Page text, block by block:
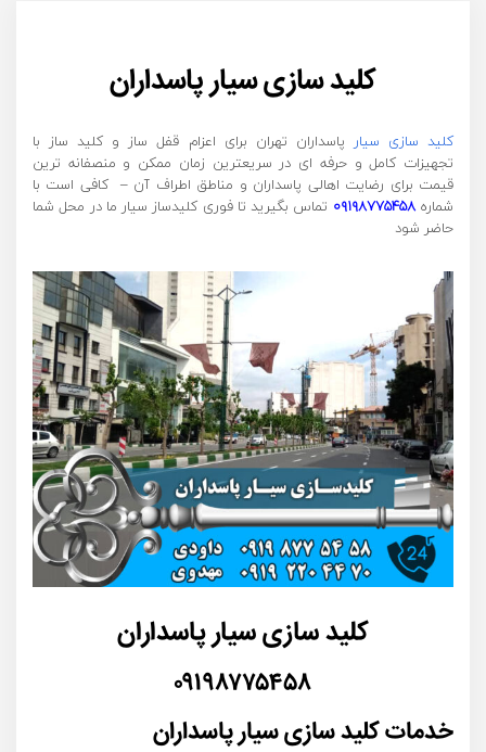
کلید سازی سیار پاسداران
کلید سازی سیار پاسداران تهران برای اعزام قفل ساز و کلید ساز با
تجهیزات کامل و حرفه ای در سریعترین زمان ممکن و منصفانه ترین
قیمت برای رضایت اهالی پاسداران و مناطق اطراف آن – کافی است با
شماره۰۹۱۹۸۷۷۵۴۵۸ تماس بگیرید تا فوری کلیدساز سیار ما در محل شما
حاضر شود
کلید سازیسیار پاسداران
۰۹۱۹۸۷۷۵۴۵۸
خدمات کلید سازی سیار پاسداران